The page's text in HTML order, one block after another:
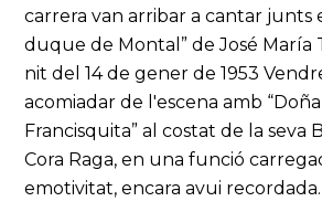
carrera van arribar a cantar junts
duque de Montal” de José María
nit del 14 de gener de 1953
acomiadar de l'escena amb “Doña
Francisquita” al costat de la seva
Cora Raga, en una funció
emotivitat, encara avui recordada.